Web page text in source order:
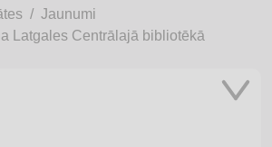
Jaunumi
Latgales Centrālajā bibliotēkā